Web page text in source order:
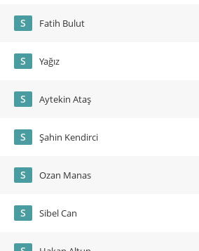
S Fatih Bulut
S Yağız
S Aytekin Ataş
S Şahin Kendirci
S Ozan Manas
S Sibel Can